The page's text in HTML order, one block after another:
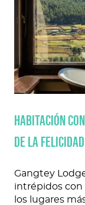
Habitación
de la felicidad
Gangtey
intrépidos con
los lugares